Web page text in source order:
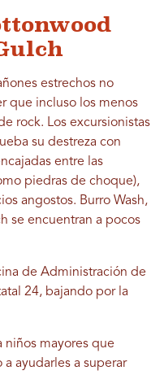
estrechos no
que incluso los menos
rock. Los excursionistas
su destreza con
entre las
piedras de choque),
angostos. Burro Wash,
se encuentran a pocos
de Administración de
24, bajando por la
niños mayores que
ayudarles a superar